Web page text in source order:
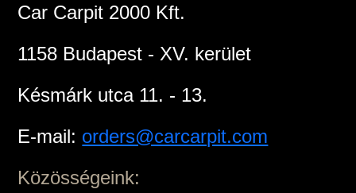
Car Carpit 2000 Kft.
1158 Budapest - XV. kerület
Késmárk utca 11. - 13.
E-mail: orders@carcarpit.com
Közösségeink: